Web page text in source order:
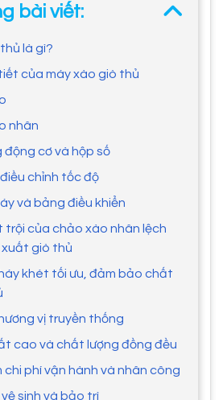
bài viết:
là gì?
của máy xào giò thủ
nhân
động cơ và hộp số
chỉnh tốc độ
và bảng điều khiển
trội của chảo xào nhân lệch
giò thủ
khét tối ưu, đảm bảo chất
vị truyền thống
cao và chất lượng đồng đều
chi phí vận hành và nhân công
vệ sinh và bảo trì